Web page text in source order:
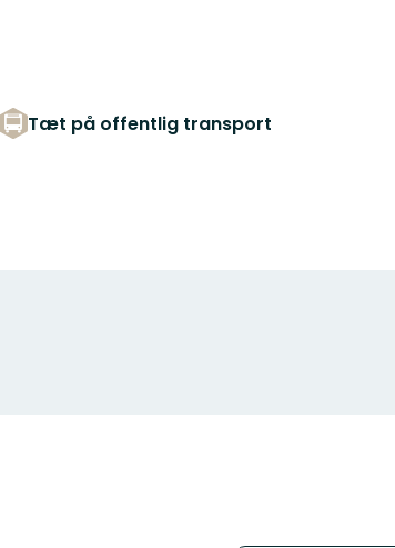
Tæt på offentlig transport